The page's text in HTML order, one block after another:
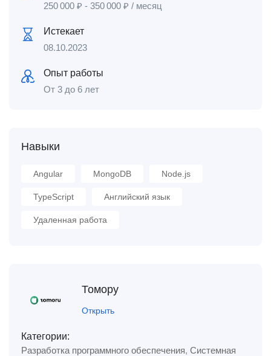
250 000 ₽ - 350 000 ₽ / месяц
Истекает
08.10.2023
Опыт работы
От 3 до 6 лет
Навыки
Angular MongoDB Node.js
TypeScript Английский язык
Удаленная работа
Томору
Открыть
Категории:
Разработка программного обеспечения, Системная